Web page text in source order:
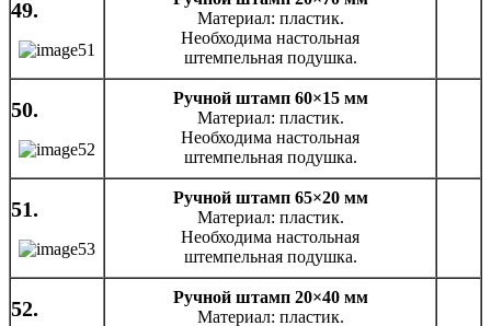
49.
Материал: пластик.
Необходима настольная
штемпельная подушка.
50.
Ручной штамп 60×15 мм
Материал: пластик.
Необходима настольная
штемпельная подушка.
51.
Ручной штамп 65×20 мм
Материал: пластик.
Необходима настольная
штемпельная подушка.
52.
Ручной штамп 20×40 мм
Материал: пластик.